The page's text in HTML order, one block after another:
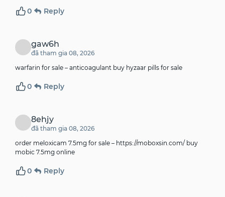
0 Reply
gaw6h
đã tham gia 08, 2026
warfarin for sale – anticoagulant buy hyzaar pills for sale
0 Reply
8ehjy
đã tham gia 08, 2026
order meloxicam 7.5mg for sale – https://moboxsin.com/ buy
mobic 7.5mg online
0 Reply